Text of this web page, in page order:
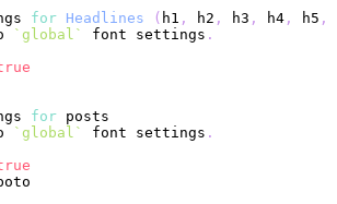
for Headlines ( h1 , h2 , h3 , h4 , h5 ,
` global ` font settings .
for
` global ` font settings .